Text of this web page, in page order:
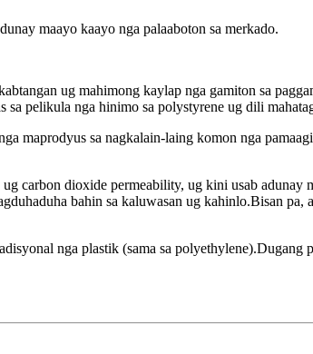
maayo kaayo nga palaaboton sa merkado.
ug mahimong kaylap nga gamiton sa
pelikula nga hinimo sa polystyrene ug dili
maprodyus sa nagkalain-laing komon nga
dioxide permeability, ug kini usab adunay
bahin sa kaluwasan ug kahinlo.Bisan
nga plastik (sama sa